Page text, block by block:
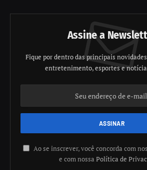
Assine a
Fique por dentro das principais
entretenimento, esportes e
Ao se inscrever, você concorda com
e com nossa Política de